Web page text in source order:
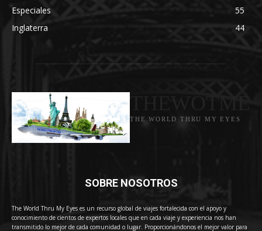
Especiales
55
Inglaterra
44
THE WORLD THRU MY EYES
SOBRE NOSOTROS
The World Thru My Eyes es un recurso global de viajes fortalecida con el apoyo y
conocimiento de cientos de expertos locales que en cada viaje y experiencia nos han
transmitido lo mejor de cada comunidad o lugar. Proporcionándonos el mejor valor para